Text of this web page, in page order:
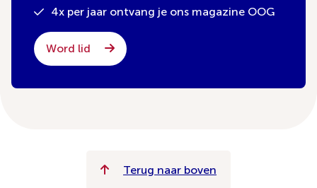
4x per jaar ontvang je ons magazine OOG
Word lid
Terug naar boven